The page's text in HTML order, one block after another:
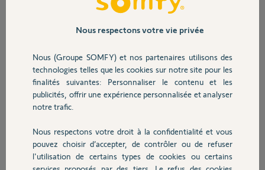
Sécurité
Domotique
Chauffage
Bonjour,
Je souhaite acquérir une
télécommande Nina,
tous les modèles que je
trouve en vente.
J'ai compris qu'il y a Nina
group et Nina timer, j'ai également compris que le timer est plus
pose sur un gros socle à l'horizontale, un autre sur un socle rond à
l'horizontale, et encore un autre sur un socle rond à la verticale...
Si quelqu'un peut m'aider à comprendre les diferences svp.
Nous respectons votre vie privée
Nous (Groupe SOMFY) et nos partenaires utilisons des
technologies telles que les cookies sur notre site pour les
finalités suivantes: Personnaliser le contenu et les
publicités, offrir une expérience personnalisée et analyser
notre trafic.
Nous respectons votre droit à la confidentialité et vous
pouvez choisir d’accepter, de contrôler ou de refuser
l'utilisation de certains types de cookies ou certains